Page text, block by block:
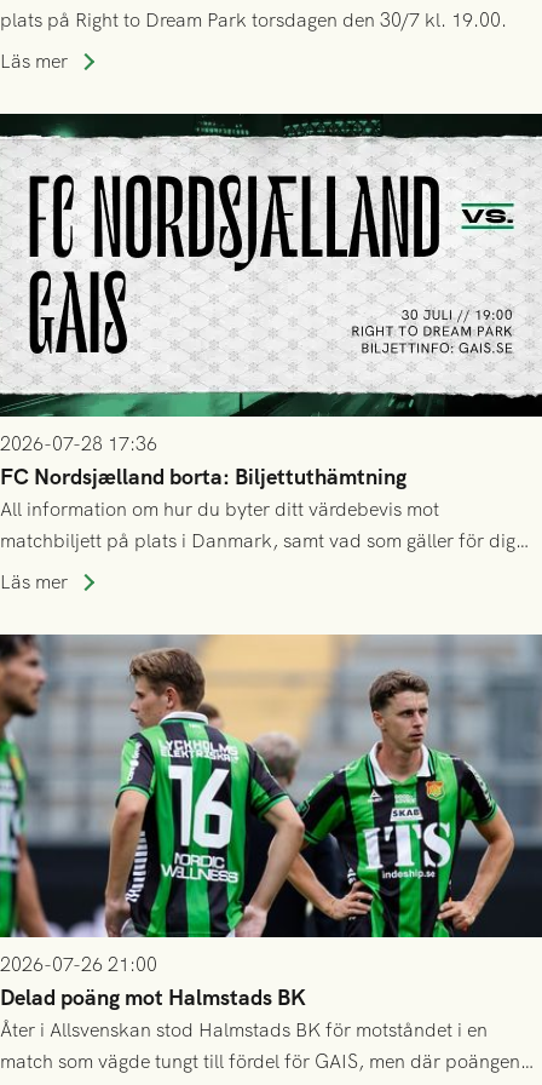
plats på Right to Dream Park torsdagen den 30/7 kl. 19.00.
Läs mer
2026-07-28 17:36
FC Nordsjælland borta: Biljettuthämtning
All information om hur du byter ditt värdebevis mot
matchbiljett på plats i Danmark, samt vad som gäller för dig
som står på reservlista eller fått förhinder.
Läs mer
2026-07-26 21:00
Delad poäng mot Halmstads BK
Åter i Allsvenskan stod Halmstads BK för motståndet i en
match som vägde tungt till fördel för GAIS, men där poängen